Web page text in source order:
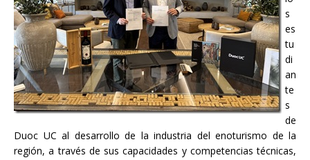
s
es
tu
di
an
te
s
de
Duoc UC al desarrollo de la industria del enoturismo de la
región, a través de sus capacidades y competencias técnicas,